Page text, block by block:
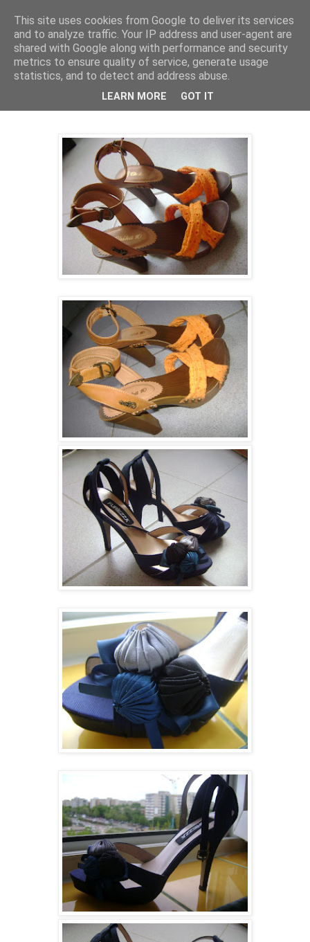
PentruDive.ro
vineri, 20 aprilie 2012
Shopping-ul de vineri
This site uses cookies from Google to deliver its services
and to analyze traffic. Your IP address and user-agent are
shared with Google along with performance and security
metrics to ensure quality of service, generate usage
statistics, and to detect and address abuse.
LEARN MORE GOT IT